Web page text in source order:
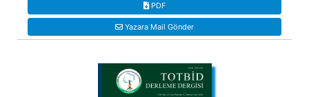
PDF
Yazara Mail Gönder